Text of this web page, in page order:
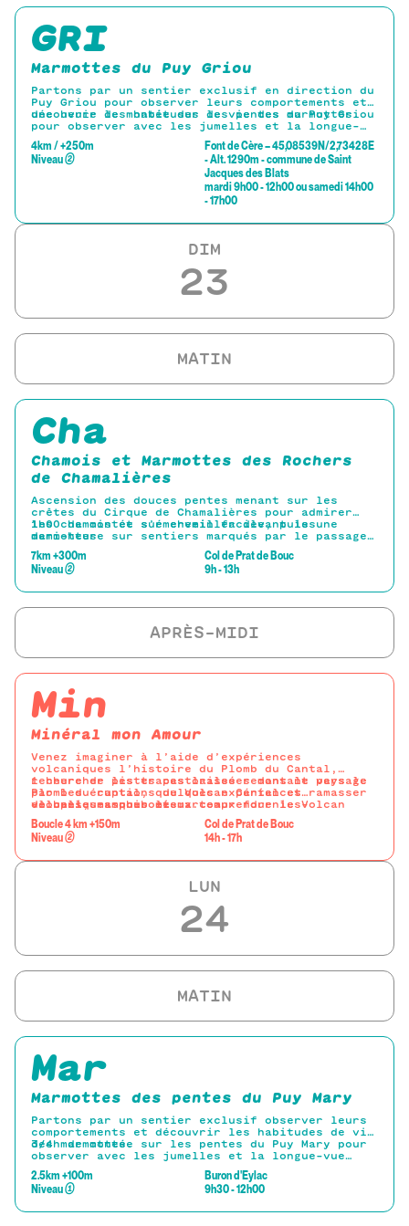
GRI
Marmottes du Puy Griou
Partons par un sentier exclusif en direction du
Puy Griou pour observer leurs comportements et
découvrir les habitudes de vie des marmottes.
une heure de montée sur les pentes du Puy Griou
pour observer avec les jumelles et la longue-
paysage.
4km / +250m
Niveau②
Font de Cère – 45,08539N/2,73428E
- Alt. 1290m - commune de Saint
Jacques des Blats
mardi 9h00 - 12h00 ou samedi 14h00
- 17h00
DIM
23
Cha
Chamois et Marmottes des Rochers
de Chamalières
Ascension des douces pentes menant sur les
crêtes du Cirque de Chamalières pour admirer
les chamois et s’émerveiller devant les
marmottes
1h00 de montée sur chemin facile, puis une
demi-heure sur sentiers marqués par le passage
Jumelles et longue-vue fournies pour observer
les chamois présents dans le cirque.
moment inoubliable.
Descente discrète par le cirque pour admirer
7km +300m
Niveau②
Col de Prat de Bouc
9h - 13h
Min
Minéral mon Amour
Venez imaginer à l’aide d’expériences
volcaniques l’histoire du Plomb du Cantal,
rechercher les traces laissées dans le paysage
par les éruptions du Volcan Cantal et ramasser
de belles amphiboles...
1 heure de pistes pastorales remontant vers le
Plomb du cantal, quelques expériences
volcaniques pour mieux comprendre le Volcan
amphiboles, petit cristal noir brillant à faces
marquées.
-loupes, masques et marteaux fournies-
Boucle 4 km +150m
Niveau②
Col de Prat de Bouc
14h - 17h
LUN
24
Mar
Marmottes des pentes du Puy Mary
Partons par un sentier exclusif observer leurs
comportements et découvrir les habitudes de vie
des marmottes.
3/4h de montée sur les pentes du Puy Mary pour
observer avec les jumelles et la longue-vue
paysage.
Descente discrète par le Cirque de l’Impradine
2.5km +100m
Niveau①
Buron d'Eylac
9h30 - 12h00